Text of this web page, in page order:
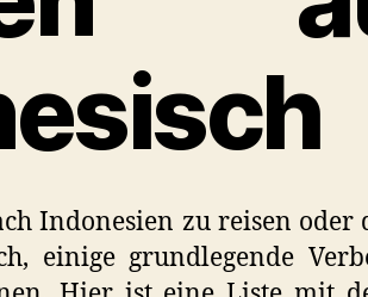
Indonesien zu reisen oder
einige grundlegende